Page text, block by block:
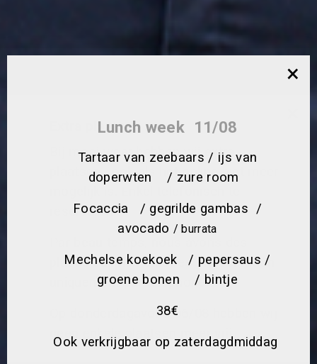
Extra plaatsen
Bij mooi weer hebben wij extra
plaatsen , ook als het online niet meer
reserveren !
places supplémentaires . Reservation
uniquement par téléphone !
Op donderdagavond 06/08 hebben wij
geen enkele plaatsen meer vrij .
×
Lunch week 11/08
Tartaar van zeebaars / ijs van
doperwten / zure room
Focaccia / gegrilde gambas /
avocado / burrata
Mechelse koekoek / pepersaus /
groene bonen / bintje
38€
Ook verkrijgbaar op zaterdagdmiddag